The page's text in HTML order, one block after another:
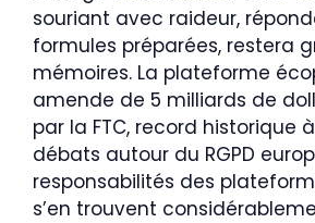
souriant avec raideur,
formules préparées, restera
mémoires. La plateforme
amende de 5 milliards de
par la FTC, record historique à
débats autour du RGPD
responsabilités des
s’en trouvent